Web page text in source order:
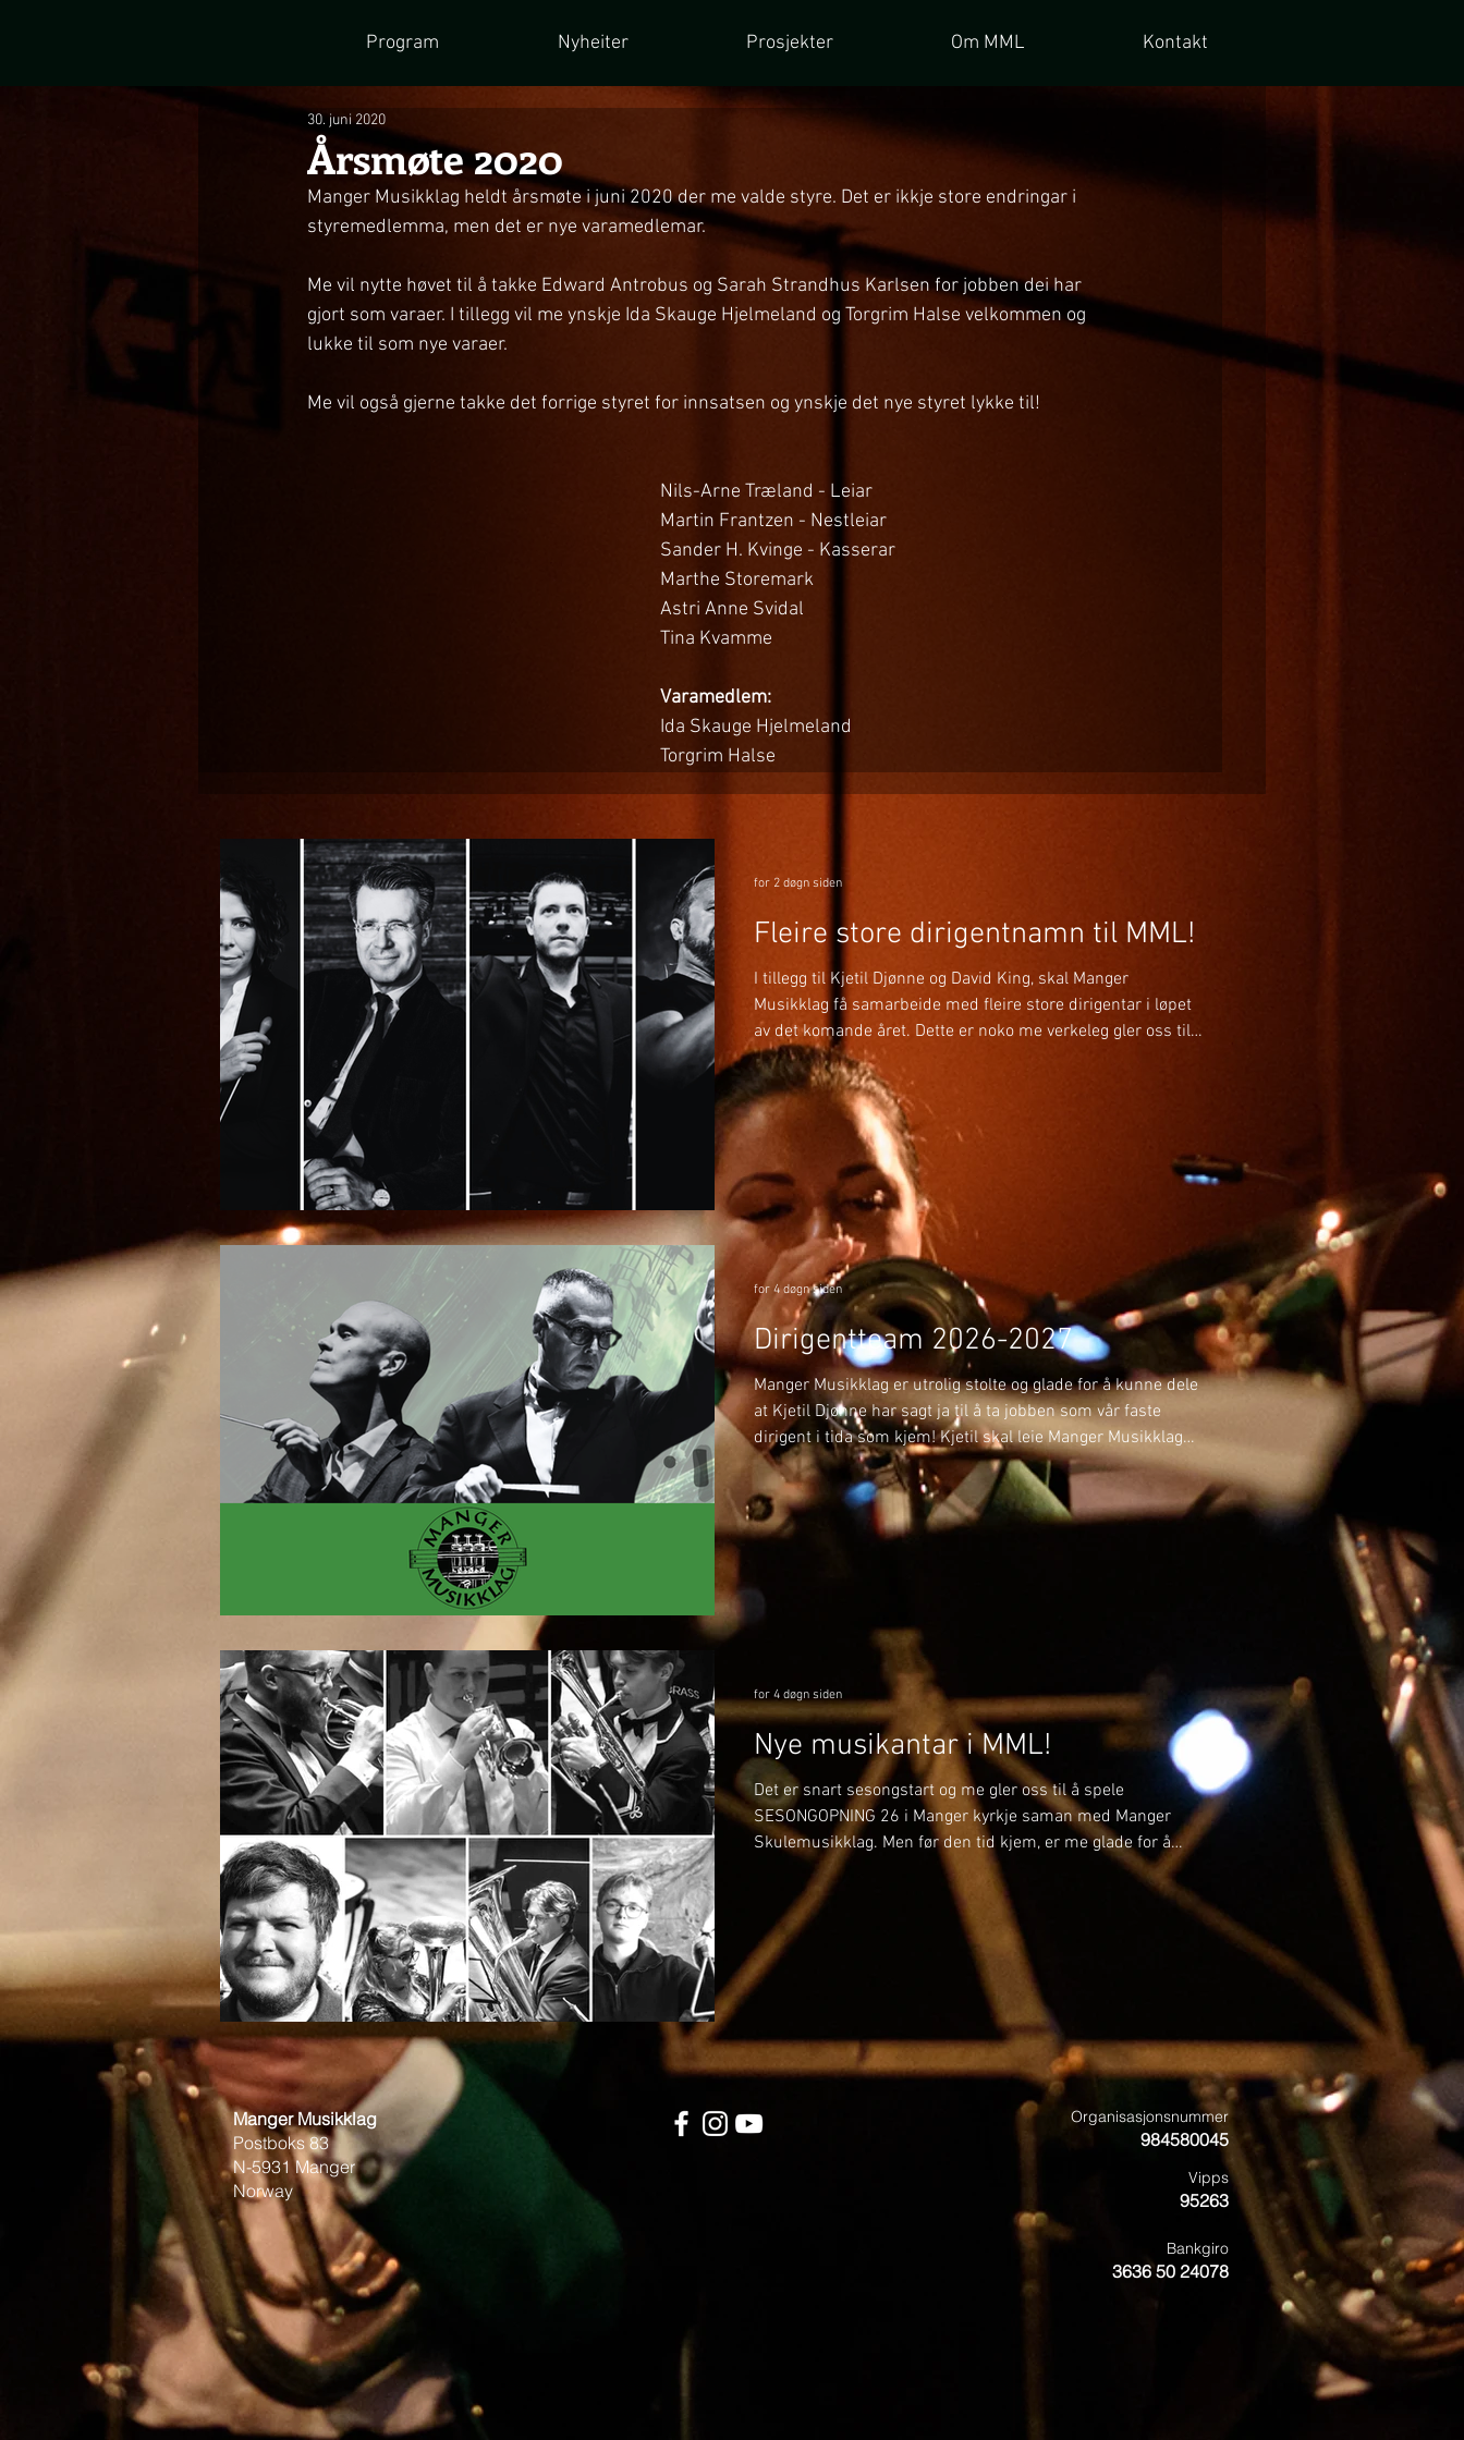
Program Nyheiter Prosjekter Om MML Kontakt
Årsmøte 2020
30. juni 2020
Manger Musikklag heldt årsmøte i juni 2020 der me valde styre. Det er ikkje store endringar i
styremedlemma, men det er nye varamedlemar.
Me vil nytte høvet til å takke Edward Antrobus og Sarah Strandhus Karlsen for jobben dei har
gjort som varaer. I tillegg vil me ynskje Ida Skauge Hjelmeland og Torgrim Halse velkommen og
lukke til som nye varaer.
Me vil også gjerne takke det forrige styret for innsatsen og ynskje det nye styret lykke til!
Nils-Arne Træland - Leiar
Martin Frantzen - Nestleiar
Sander H. Kvinge - Kasserar
Marthe Storemark
Astri Anne Svidal
Tina Kvamme
Varamedlem:
Ida Skauge Hjelmeland
Torgrim Halse
Fleire store dirigentnamn til MML!
I tillegg til Kjetil Djønne og David King, skal Manger
Musikklag få samarbeide med fleire store dirigentar i løpet
av det komande året. Dette er noko me verkeleg gler oss til!
På BrassWind og Julekonserten skal me bli betre kjende
med Margie Antrobus. Margie har tidlegare spelt i Manger
Musikklag og kjenner på mange måtar laget godt – men
denne gongen skal ho stå framfor MML og leie oss som
dirigent. Det vert eit spanande gjensyn i ei ny rolle som me
gler me oss stort til! 🎶
for 2 døgn siden
Dirigentteam 2026-2027
Manger Musikklag er utrolig stolte og glade for å kunne dele
at Kjetil Djønne har sagt ja til å ta jobben som vår faste
dirigent i tida som kjem! Kjetil skal leie Manger Musikklag
på flere av våre store konsertar, mellom anna
oppstartskonserten vår i Manger kyrkje og festkonserten
under det Svenske mesterskapet i november. Han skal også
vere med oss når vi deltar i Siddis Brass, og i ikkje minst
spanande samarbeid med
for 4 døgn siden
Nye musikantar i MML!
Det er snart sesongstart og me gler oss til å spele
SESONGOPNING 26 i Manger kyrkje saman med Manger
Skulemusikklag. Men før den tid kjem, er me glade for å
kunne presentere fleire nye medlemar i MML frå hausten
2026. Det er eit par tidlegare musikantar som kjem tilbake
til laget, i tillegg til at me har ein del nye ansikt som me gler
oss til å ta i mot. SOPRAN - TOMIN TOLLEFSEN Tomin har
tidlegare spelt i korps som Kleppe Musikklag og Tertnes
Brass, og skal no sitje på sopra
for 4 døgn siden
Manger Musikklag
Postboks 83
N-5931 Manger
Norway
Organisasjonsnummer
984580045
Vipps
95263
Bankgiro
3636 50 24078